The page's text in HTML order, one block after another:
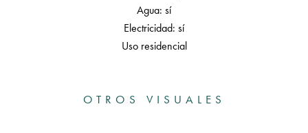
Agua: sí
Electricidad: sí
Uso residencial
OTROS VISUALES